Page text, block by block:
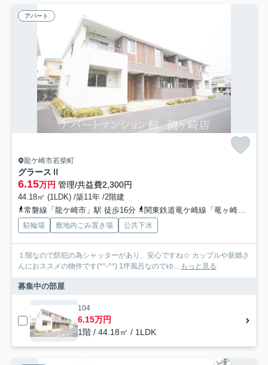
アパート
龍ケ崎市若柴町
グラースⅡ
6.15万円 管理/共益費2,300円
44.18㎡ (1LDK) /築11年 /2階建
常磐線「龍ケ崎市」駅 徒歩16分
関東鉄道竜ケ崎線「竜ヶ崎」駅 徒歩48分
駐輪場 敷地内ごみ置き場 公共下水
１階なので防犯の為シャッターがあり、安心ですね☆ カップルや新婚さ
んにおススメの物件です(*^-^*) 1坪風呂なのでゆ... もっと見る
募集中の部屋
104
6.15万円
1階 / 44.18㎡ / 1LDK